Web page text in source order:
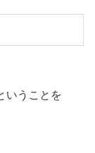
いうことを